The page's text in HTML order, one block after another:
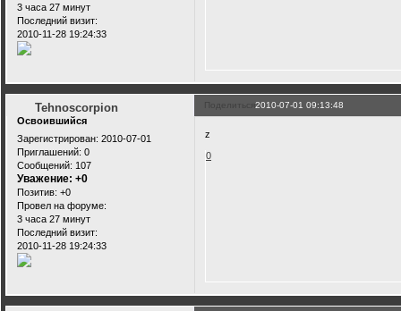
3 часа 27 минут
Последний визит:
2010-11-28 19:24:33
Поделиться2010-07-01 09:13:48
Tehnoscorpion
Освоившийся
Зарегистрирован: 2010-07-01
Приглашений: 0
Сообщений: 107
Уважение: +0
Позитив: +0
Провел на форуме:
3 часа 27 минут
Последний визит:
2010-11-28 19:24:33
z
0